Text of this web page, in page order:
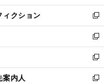
開
く
ウ
で
開
く
ン
ド
ウ
で
開
く
ウ
ィ
ン
ド
ウ
で
開
く
ィクション
新
し
い
ウ
ィ
ン
ド
新
し
い
ウ
ィ
新
し
い
内人
新